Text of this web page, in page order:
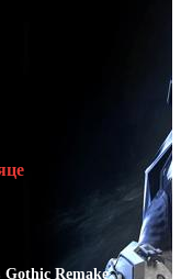
Remake